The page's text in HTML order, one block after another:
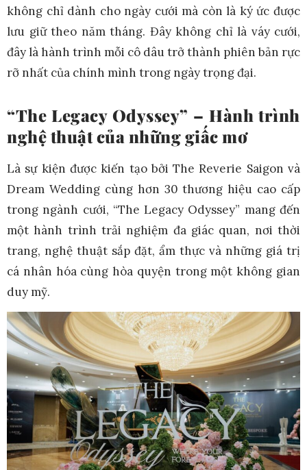
không chỉ dành cho ngày cưới mà còn là ký ức được
lưu giữ theo năm tháng. Đây không chỉ là váy cưới,
đây là hành trình mỗi cô dâu trở thành phiên bản rực
rỡ nhất của chính mình trong ngày trọng đại.
“The Legacy Odyssey” – Hành trình
nghệ thuật của những giấc mơ
Là sự kiện được kiến tạo bởi The Reverie Saigon và
Dream Wedding cùng hơn 30 thương hiệu cao cấp
trong ngành cưới, “The Legacy Odyssey” mang đến
một hành trình trải nghiệm đa giác quan, nơi thời
trang, nghệ thuật sắp đặt, ẩm thực và những giá trị
cá nhân hóa cùng hòa quyện trong một không gian
duy mỹ.